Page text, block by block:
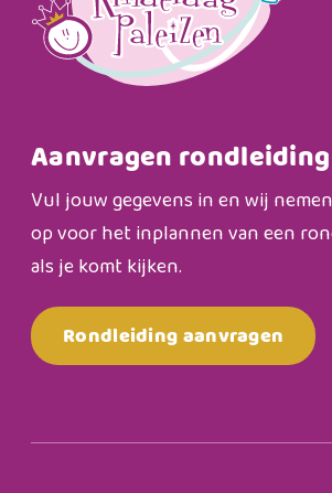
Aanvragen rondleiding
Vul jouw gegevens in en wij
op voor het inplannen van een
als je komt kijken.
Rondleiding aanvragen